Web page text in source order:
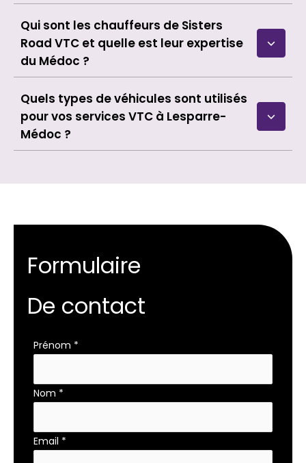
Qui sont les chauffeurs de Sisters
Road VTC et quelle est leur expertise
du Médoc ?
Quels types de véhicules sont utilisés
pour vos services VTC à Lesparre-
Médoc ?
Formulaire
De contact
Formulaire
avec
téléphone
Prénom *
Nom *
Email *